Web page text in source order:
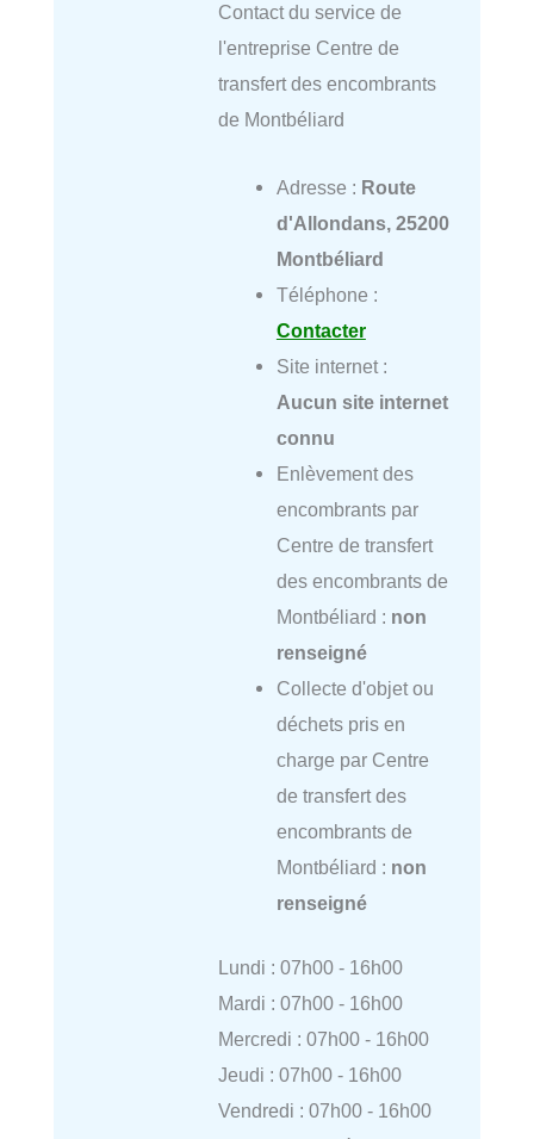
Contact du service de
l'entreprise Centre de
transfert des encombrants
de Montbéliard
Adresse : Route
d'Allondans, 25200
Montbéliard
Téléphone :
Contacter
Site internet :
Aucun site internet
connu
Enlèvement des
encombrants par
Centre de transfert
des encombrants de
Montbéliard : non
renseigné
Collecte d'objet ou
déchets pris en
charge par Centre
de transfert des
encombrants de
Montbéliard : non
renseigné
Lundi : 07h00 - 16h00
Mardi : 07h00 - 16h00
Mercredi : 07h00 - 16h00
Jeudi : 07h00 - 16h00
Vendredi : 07h00 - 16h00